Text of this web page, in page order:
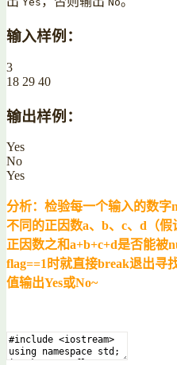
输入样例：
3
18 29 40
输出样例：
Yes
No
Yes
分析：检验每一个输入的数
不同的正因数a、b、c、d（
正因数之和a+b+c+d是否能被
flag==1时就直接break退出寻
值输出Yes或No~